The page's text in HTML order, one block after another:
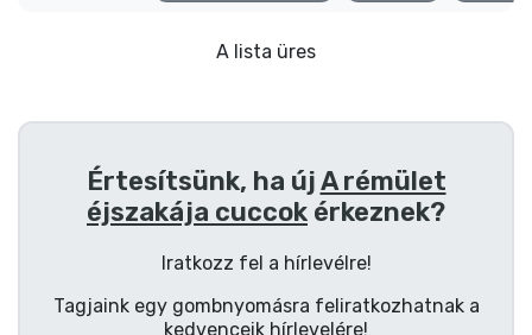
A lista üres
Értesítsünk, ha újA rémület
éjszakája cuccok érkeznek?
Iratkozz fel a hírlevélre!
Tagjaink egy gombnyomásra feliratkozhatnak a
kedvenceik hírlevelére!
Sorozatos cuccok
Mesés cuccok